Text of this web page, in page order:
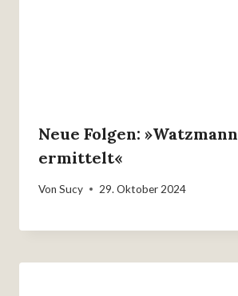
Neue Folgen: »Watzmann
ermittelt«
Von Sucy 29. Oktober 2024